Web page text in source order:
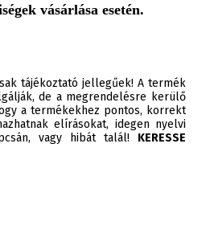
vásárlása esetén.
tájékoztató jellegűek! A termék
de a megrendelésre kerülő
a termékekhez pontos, korrekt
elírásokat, idegen nyelvi
vagy hibát talál! KERESSE